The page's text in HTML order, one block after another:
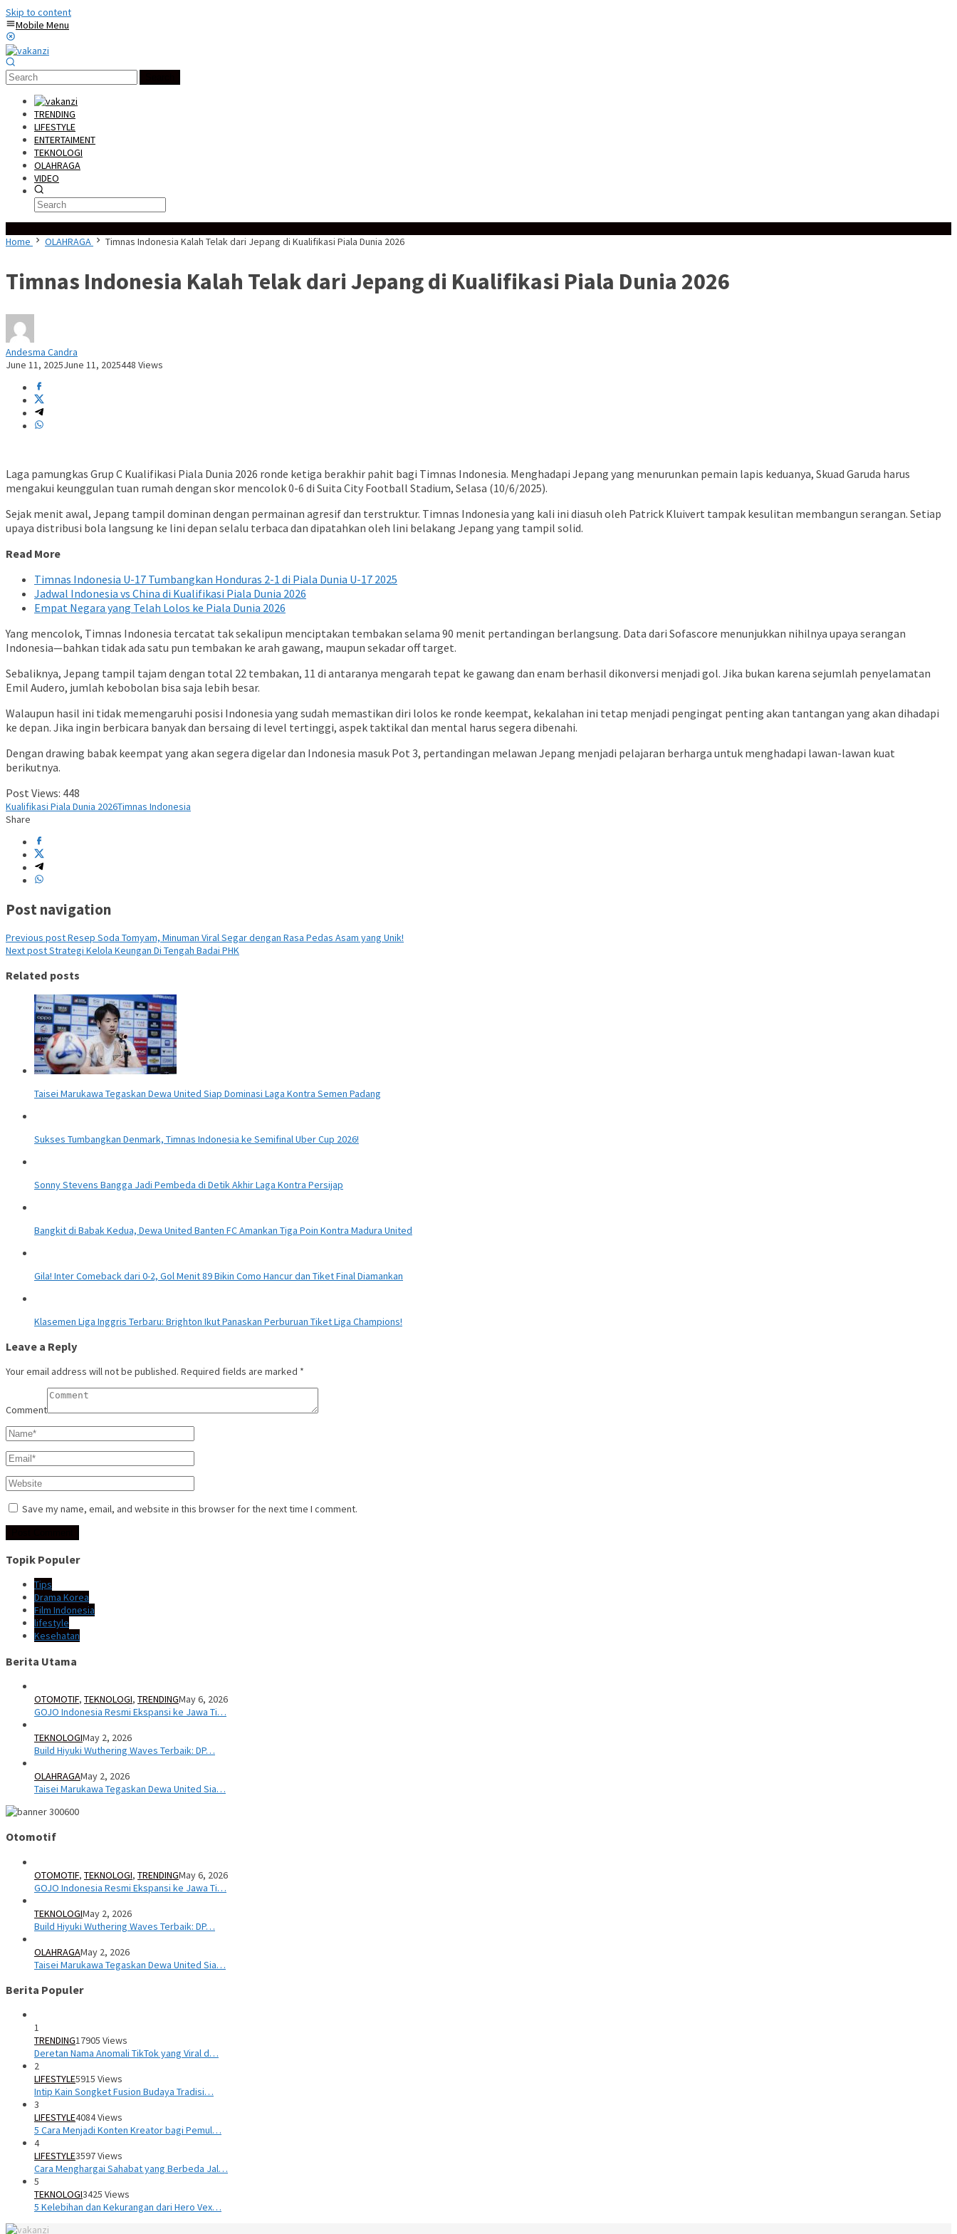
Skip to content
Mobile Menu
TRENDING
LIFESTYLE
ENTERTAIMENT
TEKNOLOGI
OLAHRAGA
VIDEO
Home
OLAHRAGA Timnas Indonesia Kalah Telak dari Jepang di Kualifikasi Piala Dunia 2026
Timnas Indonesia Kalah Telak dari Jepang di Kualifikasi Piala Dunia 2026
Andesma Candra
June 11, 2025June 11, 2025448 Views
Laga pamungkas Grup C Kualifikasi Piala Dunia 2026 ronde ketiga berakhir pahit bagi Timnas Indonesia. Menghadapi Jepang yang menurunkan pemain lapis keduanya, Skuad Garuda harus
mengakui keunggulan tuan rumah dengan skor mencolok 0-6 di Suita City Football Stadium, Selasa (10/6/2025).
Sejak menit awal, Jepang tampil dominan dengan permainan agresif dan terstruktur. Timnas Indonesia yang kali ini diasuh oleh Patrick Kluivert tampak kesulitan membangun serangan. Setiap
upaya distribusi bola langsung ke lini depan selalu terbaca dan dipatahkan oleh lini belakang Jepang yang tampil solid.
Read More
Timnas Indonesia U-17 Tumbangkan Honduras 2-1 di Piala Dunia U-17 2025
Jadwal Indonesia vs China di Kualifikasi Piala Dunia 2026
Empat Negara yang Telah Lolos ke Piala Dunia 2026
Yang mencolok, Timnas Indonesia tercatat tak sekalipun menciptakan tembakan selama 90 menit pertandingan berlangsung. Data dari Sofascore menunjukkan nihilnya upaya serangan
Indonesia—bahkan tidak ada satu pun tembakan ke arah gawang, maupun sekadar off target.
Sebaliknya, Jepang tampil tajam dengan total 22 tembakan, 11 di antaranya mengarah tepat ke gawang dan enam berhasil dikonversi menjadi gol. Jika bukan karena sejumlah penyelamatan
Emil Audero, jumlah kebobolan bisa saja lebih besar.
Walaupun hasil ini tidak memengaruhi posisi Indonesia yang sudah memastikan diri lolos ke ronde keempat, kekalahan ini tetap menjadi pengingat penting akan tantangan yang akan dihadapi
ke depan. Jika ingin berbicara banyak dan bersaing di level tertinggi, aspek taktikal dan mental harus segera dibenahi.
Dengan drawing babak keempat yang akan segera digelar dan Indonesia masuk Pot 3, pertandingan melawan Jepang menjadi pelajaran berharga untuk menghadapi lawan-lawan kuat
berikutnya.
Post Views: 448
Kualifikasi Piala Dunia 2026Timnas Indonesia
Share
Post navigation
Previous postResep Soda Tomyam, Minuman Viral Segar dengan Rasa Pedas Asam yang Unik!
Next postStrategi Kelola Keungan Di Tengah Badai PHK
Related posts
Taisei Marukawa Tegaskan Dewa United Siap Dominasi Laga Kontra Semen Padang
Sukses Tumbangkan Denmark, Timnas Indonesia ke Semifinal Uber Cup 2026!
Sonny Stevens Bangga Jadi Pembeda di Detik Akhir Laga Kontra Persijap
Bangkit di Babak Kedua, Dewa United Banten FC Amankan Tiga Poin Kontra Madura United
Gila! Inter Comeback dari 0-2, Gol Menit 89 Bikin Como Hancur dan Tiket Final Diamankan
Klasemen Liga Inggris Terbaru: Brighton Ikut Panaskan Perburuan Tiket Liga Champions!
Leave a Reply
Your email address will not be published. Required fields are marked *
Comment
Save my name, email, and website in this browser for the next time I comment.
Topik Populer
Tips
Drama Korea
Film Indonesia
lifestyle
Kesehatan
Berita Utama
OTOMOTIF, TEKNOLOGI, TRENDINGMay 6, 2026
GOJO Indonesia Resmi Ekspansi ke Jawa Ti…
TEKNOLOGIMay 2, 2026
Build Hiyuki Wuthering Waves Terbaik: DP…
OLAHRAGAMay 2, 2026
Taisei Marukawa Tegaskan Dewa United Sia…
Otomotif
OTOMOTIF, TEKNOLOGI, TRENDINGMay 6, 2026
GOJO Indonesia Resmi Ekspansi ke Jawa Ti…
TEKNOLOGIMay 2, 2026
Build Hiyuki Wuthering Waves Terbaik: DP…
OLAHRAGAMay 2, 2026
Taisei Marukawa Tegaskan Dewa United Sia…
Berita Populer
1
TRENDING17905 Views
Deretan Nama Anomali TikTok yang Viral d…
2
LIFESTYLE5915 Views
Intip Kain Songket Fusion Budaya Tradisi…
3
LIFESTYLE4084 Views
5 Cara Menjadi Konten Kreator bagi Pemul…
4
LIFESTYLE3597 Views
Cara Menghargai Sahabat yang Berbeda Jal…
5
TEKNOLOGI3425 Views
5 Kelebihan dan Kekurangan dari Hero Vex…